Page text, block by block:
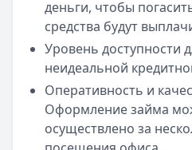
деньги, чтобы
средства будут
Уровень доступности
неидеальной
Оперативность и
Оформление займа
осуществлено за